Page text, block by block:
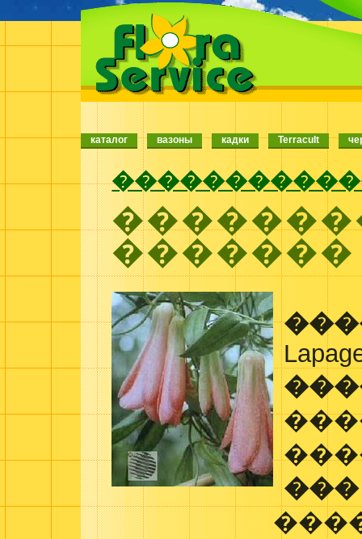
каталог вазоны кадки Terracult
�������